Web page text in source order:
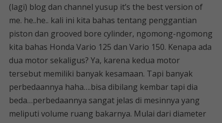
(lagi) blog dan channel yusup it’s the best version of
me. he..he.. kali ini kita bahas tentang penggantian
piston dan grooved bore cylinder, ngomong-ngomong
kita bahas Honda Vario 125 dan Vario 150. Kenapa ada
dua motor sekaligus? Ya, karena kedua motor
tersebut memiliki banyak kesamaan. Tapi banyak
perbedaannya haha….bisa dibilang kembar tapi dia
beda…perbedaannya sangat jelas di mesinnya yang
meliputi volume ruang bakarnya. Mulai dari diameter